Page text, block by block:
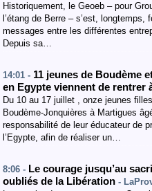
Historiquement, le Geoeb – pour
l’étang de Berre – s’est,
messages entre les différentes
Depuis sa…
14:01 - 11 jeunes de Boudème
en Egypte viennent de rentrer
Du 10 au 17 juillet , onze jeunes
Boudème-Jonquières à Martigues
responsabilité de leur éducateur de
l’Egypte, afin de réaliser un…
8:06 - Le courage jusqu’au
oubliés de la Libération -